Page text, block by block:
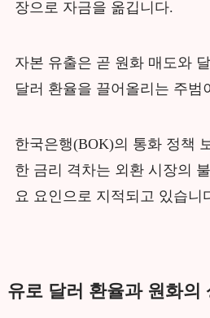
장으로 자금을 옮깁니다.
자본 유출은 곧 원화 매도와
달러 환율을 끌어올리는 주범
한국은행(BOK)의 통화 정책
한 금리 격차는 외환 시장의
요 요인으로 지적되고 있습니
유로 달러 환율과 원화의